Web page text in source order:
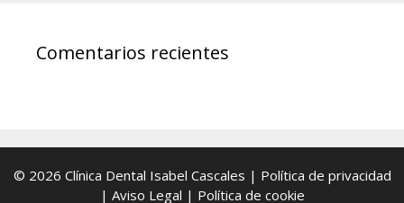
Comentarios recientes
© 2026 Clínica Dental Isabel Cascales | Política de privacidad
| Aviso Legal | Política de cookie